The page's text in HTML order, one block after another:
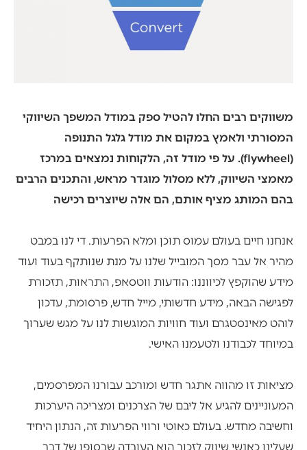
משווקים רבים החלו להטיל ספק במודל המשפך השיווקי
המסורתי ולאמץ במקום את מודל גלגל התנופה
(flywheel). על פי מודל זה, הלקוחות נמצאים במרכז
מאמצי השיווק, ללא מסלול מוגדר מראש, והתכנים הרבים
בהם המותג מציף אותם, הם אלה שיוצרים רכישה
אנחנו חיים בעולם עמוס תוכן ומלא הפרעות. די לנו במבט
מהיר אל עבר מסך המובייל שלנו על מנת שנותקף בעוד ועוד
מידע שהוקפץ לכיווננו: הודעות ווטסאפ, התראות, תזכורת
לפגישה הבאה, מידע חדשותי, מייל חדש, פרסומת, עדכון
לוהט מאינסטגרם ועוד חוויות המוגשות לנו על מגש שערוך
במיוחד לכבודנו ולטעמנו האישי.
מציאות זו מהווה אתגר חדש ומורכב עבורנו המפרסמים,
המעוניינים להגיע אל ליבם של הצרכנים ומצריכה היערכות
וחשיבה מחדש. בעולם כאוטי ורווי הפרעות זה, הנתון היחיד
שעלינו כאנשי שיווק לזכור הוא העובדה שבסופו של דבר